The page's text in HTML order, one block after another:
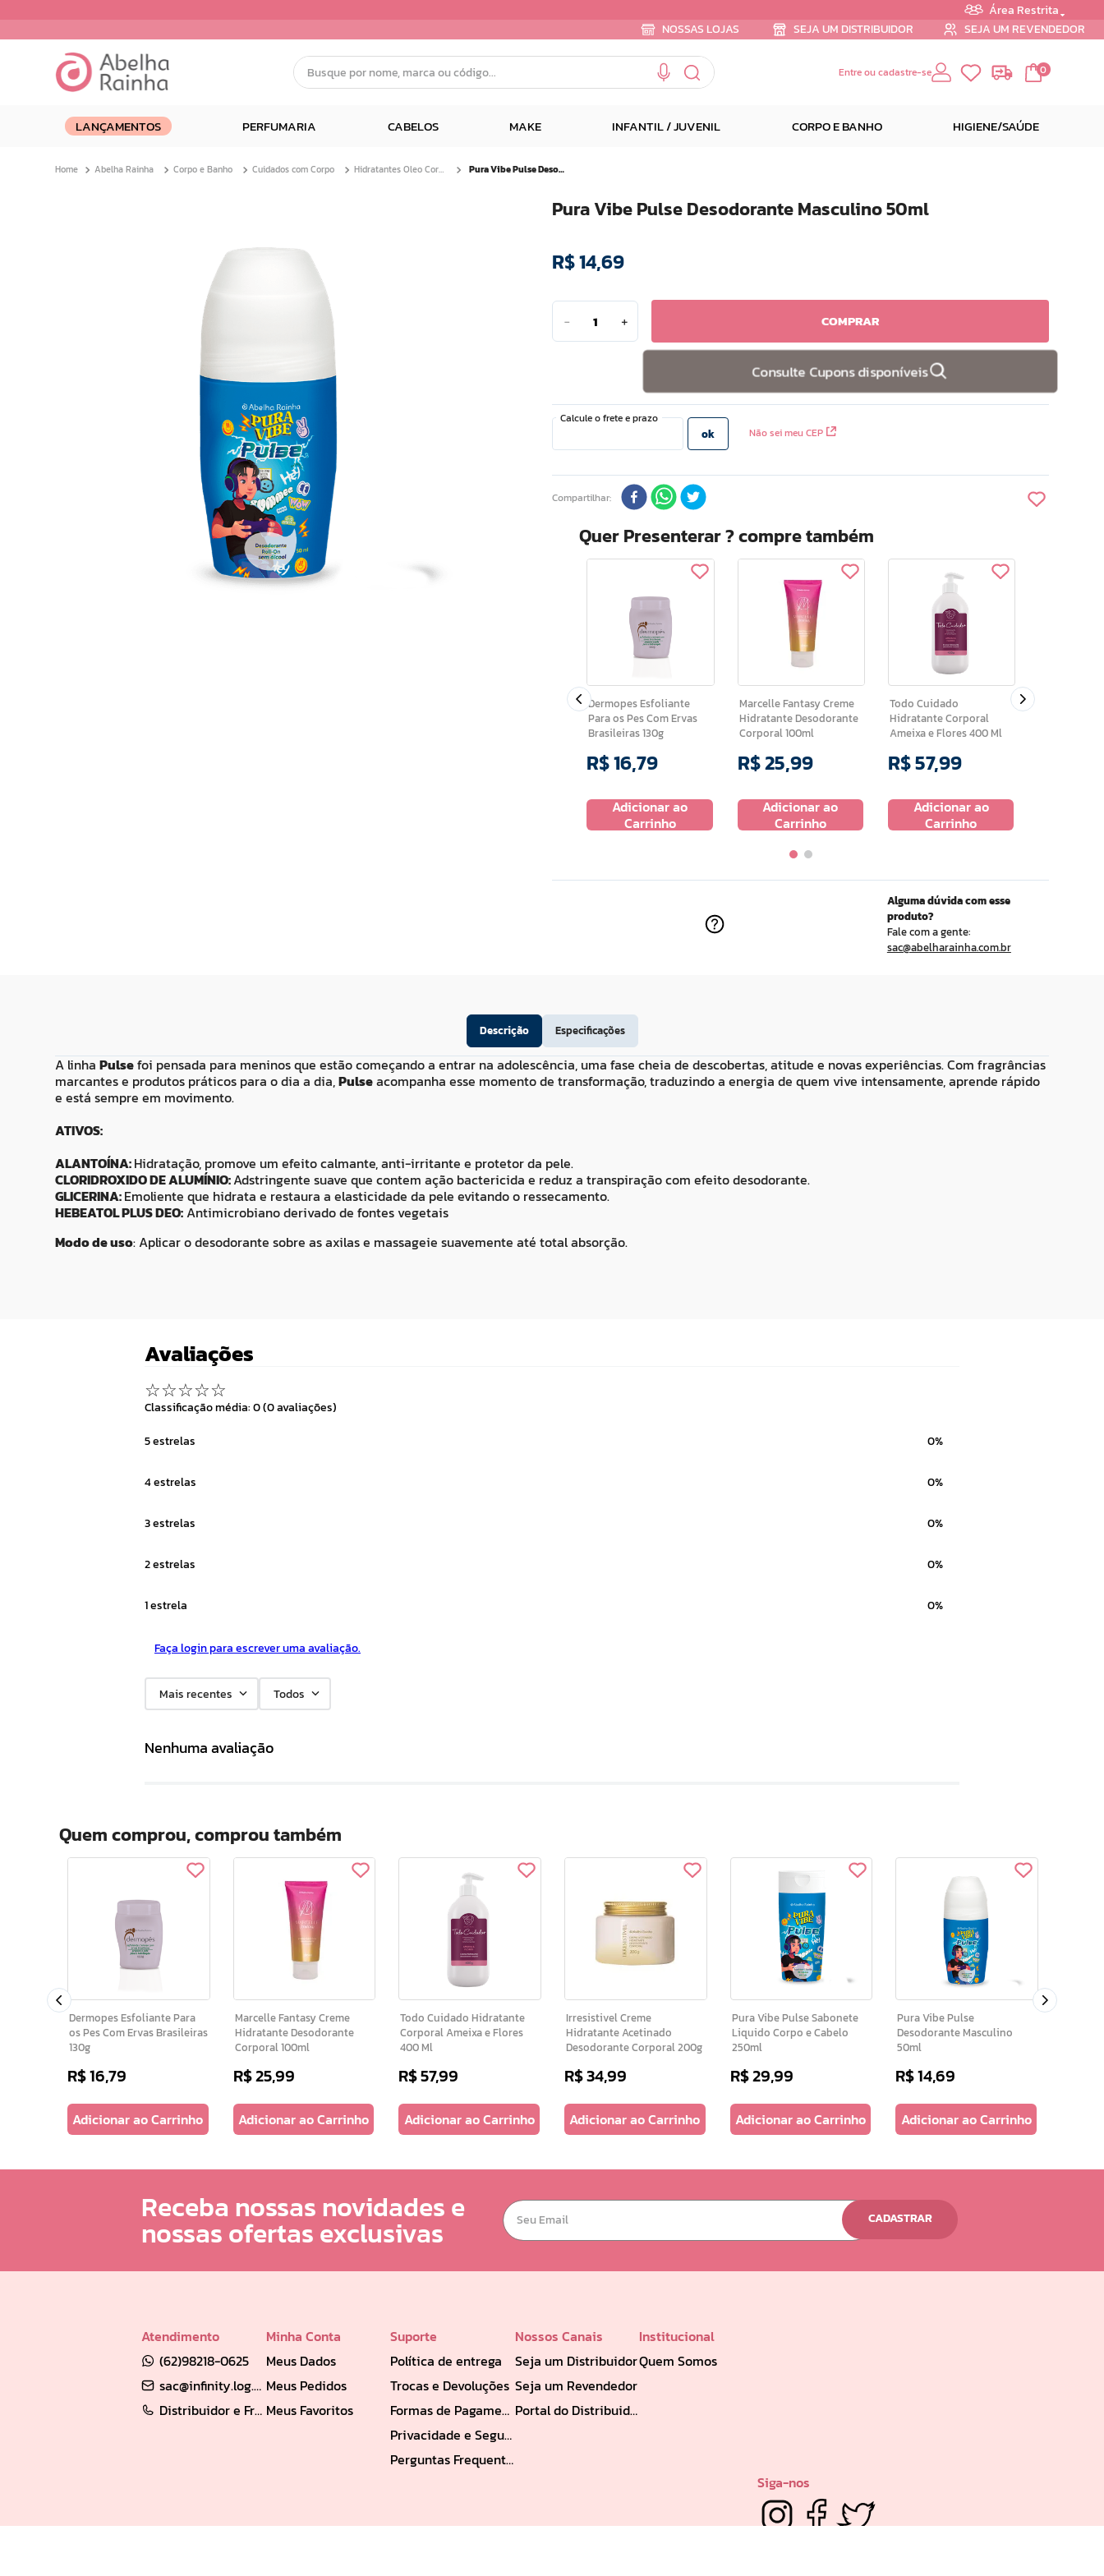
Área Restrita
NOSSAS LOJAS
SEJA UM DISTRIBUIDOR SEJA UM REVENDEDOR
Busque por nome, marca ou código...
Entre ou cadastre-se 0
LANÇAMENTOS PERFUMARIA CABELOS MAKE INFANTIL / JUVENIL CORPO E BANHO HIGIENE/SAÚDE
Abelha Rainha Corpo e Banho Cuidados com Corpo Hidratantes Oleo Corporal Pura Vibe Pulse Desodorante Masculino 50ml
Pura Vibe Pulse Desodorante Masculino 50ml
R$14,69
＋
－ COMPRAR
Consulte Cupons disponíveis
Não sei meu CEP
Compartilhar
Quer Presenterar ? compre também
Dermopes Esfoliante
Para os Pes Com Ervas
Brasileiras 130g
R$16,79
Adicionar ao
Carrinho
Marcelle Fantasy Creme
Hidratante Desodorante
Corporal 100ml
R$25,99
Adicionar ao
Carrinho
Todo Cuidado
Hidratante Corporal
Ameixa e Flores 400 Ml
R$57,99
Adicionar ao
Carrinho
Alguma dúvida com esse
produto?
Fale com a gente:
sac@abelharainha.com.br
Descrição Especificações
A linha Pulsefoi pensada para meninos que estão começando a entrar na adolescência, uma fase cheia de descobertas, atitude e novas experiências. Com fragrâncias
marcantes e produtos práticos para o dia a dia,Pulseacompanha esse momento de transformação, traduzindo a energia de quem vive intensamente, aprende rápido
e está sempre em movimento.
ATIVOS:
ALANTOÍNA:Hidratação, promove um efeito calmante, anti-irritante e protetor da pele.
CLORIDROXIDO DE ALUMÍNIO:Adstringente suave que contem ação bactericida e reduz a transpiração com efeito desodorante.
GLICERINA:Emoliente que hidrata e restaura a elasticidade da pele evitando o ressecamento.
HEBEATOL PLUS DEO:Antimicrobiano derivado de fontes vegetais
Modo de uso: Aplicar o desodorante sobre as axilas e massageie suavemente até total absorção.
Avaliações
☆☆☆☆☆
Classificação média: 0(0 avaliações)
5 estrelas 0%
4 estrelas 0%
3 estrelas 0%
2 estrelas 0%
1 estrela 0%
Faça login para escrever uma avaliação.
Mais recentes Todos
Nenhuma avaliação
Quem comprou, comprou também
Dermopes Esfoliante Para
os Pes Com Ervas Brasileiras
130g
R$16,79
Adicionar ao Carrinho
Marcelle Fantasy Creme
Hidratante Desodorante
Corporal 100ml
R$25,99
Adicionar ao Carrinho
Todo Cuidado Hidratante
Corporal Ameixa e Flores
400 Ml
R$57,99
Adicionar ao Carrinho
Irresistivel Creme
Hidratante Acetinado
Desodorante Corporal 200g
R$34,99
Adicionar ao Carrinho
Pura Vibe Pulse Sabonete
Liquido Corpo e Cabelo
250ml
R$29,99
Adicionar ao Carrinho
Pura Vibe Pulse
Desodorante Masculino
50ml
R$14,69
Adicionar ao Carrinho
Receba nossas novidades e
nossas ofertas exclusivas CADASTRAR
Atendimento
(62)98218-0625
sac@infinity.log.br
Distribuidor e Franqueado: (62) 98189-0213
Minha Conta
Meus Dados
Meus Pedidos
Meus Favoritos
Suporte
Política de entrega
Trocas e Devoluções
Formas de Pagamento
Privacidade e Segurança
Perguntas Frequentes
Nossos Canais
Seja um Distribuidor
Seja um Revendedor
Portal do Distribuidor
Institucional
Quem Somos
Siga-nos
dermopes
3º
facial
clareador
creme
batom